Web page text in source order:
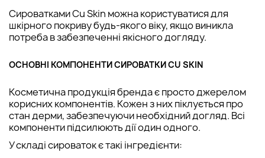
Сироватками Cu Skin можна користуватися для
шкірного покриву будь-якого віку, якщо виникла
потреба в забезпеченні якісного догляду.
ОСНОВНІ КОМПОНЕНТИ СИРОВАТКИ CU SKIN
Косметична продукція бренда є просто джерелом
корисних компонентів. Кожен з них піклується про
стан дерми, забезпечуючи необхідний догляд. Всі
компоненти підсилюють дії один одного.
У складі сироваток є такі інгредієнти: